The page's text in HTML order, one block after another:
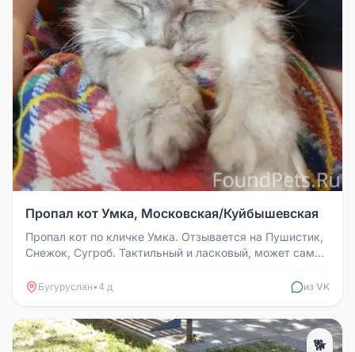
Пропал кот Умка, Московская/Куйбышевская
Пропал кот по кличке Умка. Отзывается на Пушистик,
Снежок, Сугроб. Тактильный и ласковый, может сам
Бугуруслан•4 д из VK
🐕